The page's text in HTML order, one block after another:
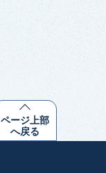
ページ上部
へ戻る